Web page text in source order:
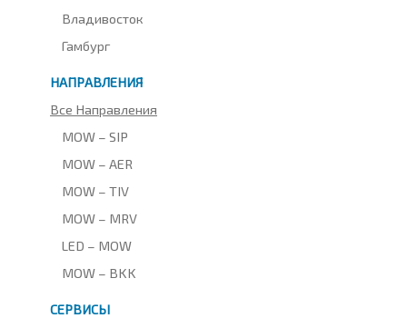
Владивосток
Гамбург
НАПРАВЛЕНИЯ
Все Направления
MOW – SIP
MOW – AER
MOW – TIV
MOW – MRV
LED – MOW
MOW – BKK
СЕРВИСЫ